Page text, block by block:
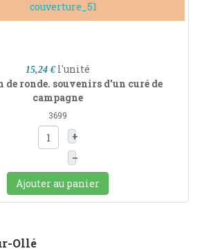
15,24 € l'unité
de ronde. souvenirs d'un curé de
campagne
3699
+
–
Ajouter au panier
Ollé